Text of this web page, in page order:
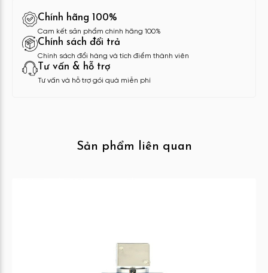
Chính hãng 100%
Cam kết sản phẩm chính hãng 100%
Chính sách đổi trả
Chính sách đổi hàng và tích điểm thành viên
Tư vấn & hỗ trợ
Tư vấn và hỗ trợ gói quà miễn phí
Sản phẩm liên quan